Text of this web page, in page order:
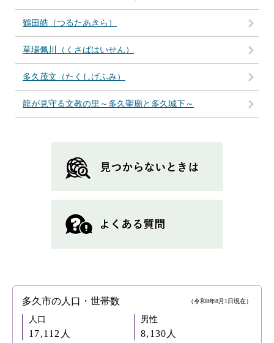
鶴田皓（つるたあきら）
草場佩川（くさばはいせん）
多久茂文（たくしげふみ）
龍が見守る文教の里～多久聖廟と多久城下～
多久市の人口・世帯数 （令和8年8月1日現在）
人口
17,112人
男性
8,130人